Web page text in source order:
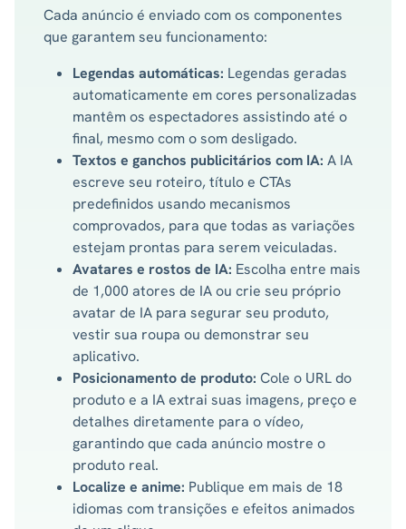
Cada anúncio é enviado com os componentes
que garantem seu funcionamento:
Legendas automáticas: Legendas geradas
automaticamente em cores personalizadas
mantêm os espectadores assistindo até o
final, mesmo com o som desligado.
Textos e ganchos publicitários com IA: A IA
escreve seu roteiro, título e CTAs
predefinidos usando mecanismos
comprovados, para que todas as variações
estejam prontas para serem veiculadas.
Avatares e rostos de IA: Escolha entre mais
de 1,000 atores de IA ou crie seu próprio
avatar de IA para segurar seu produto,
vestir sua roupa ou demonstrar seu
aplicativo.
Posicionamento de produto: Cole o URL do
produto e a IA extrai suas imagens, preço e
detalhes diretamente para o vídeo,
garantindo que cada anúncio mostre o
produto real.
Localize e anime: Publique em mais de 18
idiomas com transições e efeitos animados